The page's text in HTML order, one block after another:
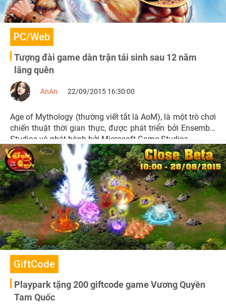
PC/Web
Tượng đài game dàn trận tái sinh sau 12 năm
lãng quên
AnAn 22/09/2015 16:30:00
Age of Mythology (thường viết tắt là AoM), là một trò chơi
chiến thuật thời gian thực, được phát triển bởi Ensemble
Studios và phát hành bởi Microsoft Game Studios.
GiftCode
Playpark tặng 200 giftcode game Vương Quyền
Tam Quốc